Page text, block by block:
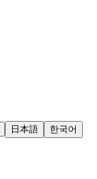
日本語 한국어